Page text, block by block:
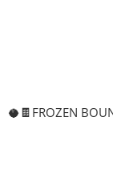
🥥🍫FROZEN